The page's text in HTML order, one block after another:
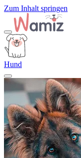
Zum Inhalt springen
Hund